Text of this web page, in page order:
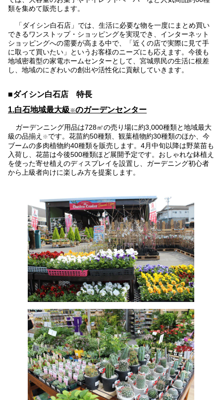
類を集めて販売します。
「ダイシン白石店」では、生活に必要な物を一度にまとめ買い
できるワンストップ・ショッピングを実現でき、インターネット
ショッピングへの需要が高まる中で、「近くの店で実際に見て手
に取って買いたい」というお客様のニーズにも応えます。今後も
地域密着型の家電ホームセンターとして、宮城県民の生活に根差
し、地域のにぎわいの創出や活性化に貢献していきます。
■ダイシン白石店 特長
1.白石地域最大級※のガーデンセンター
ガーデンニング用品は728㎡の売り場に約3,000種類と地域最大
級の品揃え ※です。花苗約50種類、観葉植物約30種類のほか、今
ブームの多肉植物約40種類を販売します。4月中旬以降は野菜苗も
入荷し、花苗は今後500種類ほど展開予定です。おしゃれな鉢植え
を使った寄せ植えのディスプレイを設置し、ガーデニング初心者
から上級者向けに楽しみ方を提案します。